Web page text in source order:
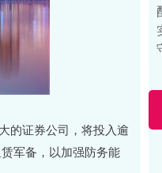
的证券公司，将投入逾
军备，以加强防务能